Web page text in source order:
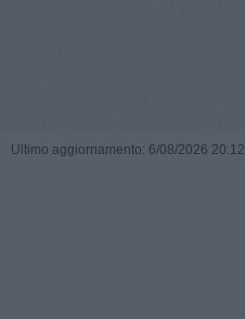
Ultimo aggiornamento: 6/08/2026 20:12 |